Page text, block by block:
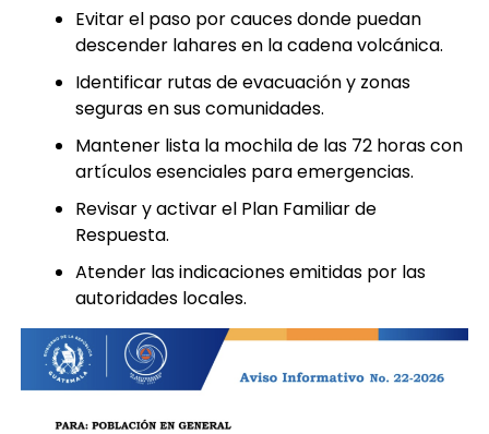
No cruzar ríos crecidos ni calles inundadas.
Evitar el paso por cauces donde puedan
descender lahares en la cadena volcánica.
Identificar rutas de evacuación y zonas
seguras en sus comunidades.
Mantener lista la mochila de las 72 horas con
artículos esenciales para emergencias.
Revisar y activar el Plan Familiar de
Respuesta.
Atender las indicaciones emitidas por las
autoridades locales.